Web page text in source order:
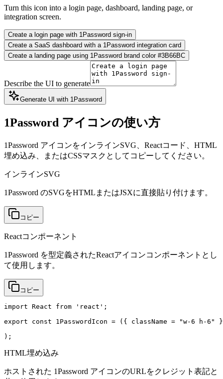
Turn this icon into a login page, dashboard, landing page, or
integration screen.
Create a login page with 1Password sign-in
Create a SaaS dashboard with a 1Password integration card
Create a landing page using 1Password brand color #3B66BC
Describe the UI to generate
Generate UI with 1Password
1Password アイコンの使い方
1Password アイコンをインラインSVG、Reactコード、HTML
埋め込み、またはCSSマスクとしてコピーしてください。
インラインSVG
1Password のSVGをHTMLまたはJSXに直接貼り付けます。
コピー
Reactコンポーネント
1Password を型定義されたReactアイコンコンポーネントとし
て使用します。
コピー
import React from 'react';
export const 1PasswordIcon = ({ className = "w-6 h-
);
HTML埋め込み
ホストされた 1Password アイコンのURLをクレジット表記と